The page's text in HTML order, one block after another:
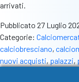
arrivati.
Pubblicato 27 Luglio
Categorie:
calciobresciano,
nuovi acquisti, palazzi,